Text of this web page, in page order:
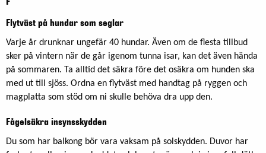
Flytväst på hundar som seglar
Varje år drunknar ungefär 40 hundar. Även om de flesta tillbud
sker på vintern när de går igenom tunna isar, kan det även hända
på sommaren. Ta alltid det säkra före det osäkra om hunden ska
med ut till sjöss. Ordna en flytväst med handtag på ryggen och
magplatta som stöd om ni skulle behöva dra upp den.
Fågelsäkra insynsskydden
Du som har balkong bör vara vaksam på solskydden. Duvor har